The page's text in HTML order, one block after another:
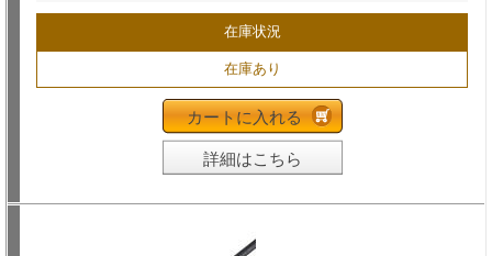
在庫状況
在庫あり
カートに入れる
詳細はこちら